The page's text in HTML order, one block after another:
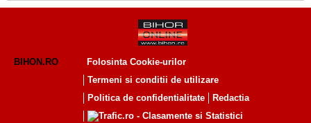
BIHON.RO
Folosinta Cookie-urilor
Termeni si conditii de utilizare
Politica de confidentialitate
Redactia